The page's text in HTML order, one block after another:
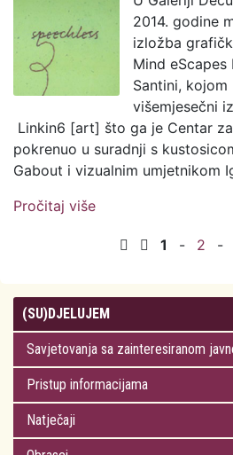
2014. godine
izložba
Mind eScapes
Santini,
višemjesečni
Linkin6 [art] što ga je Centar
pokrenuo u suradnji s
Gabout i vizualnim umjetnikom
Pročitaj više
1
- 2 -
(SU)DJELUJEM
Savjetovanja sa zainteresiranom
Pristup informacijama
Natječaji